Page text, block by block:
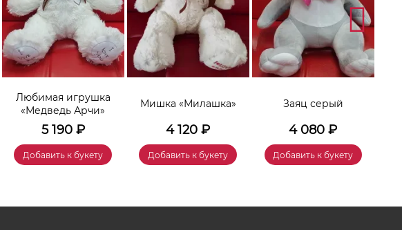
Любимая игрушка
«Медведь Арчи»
5 190₽
Добавить к букету
Мишка «Милашка»
4 120 ₽
Добавить к букету
Заяц серый
4 080 ₽
Добавить к букету